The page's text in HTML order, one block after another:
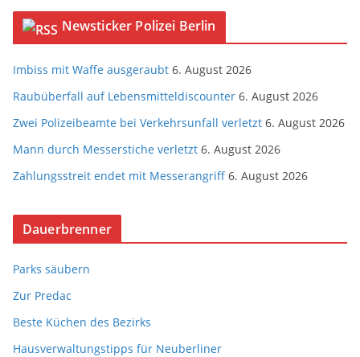
Newsticker Polizei Berlin
Imbiss mit Waffe ausgeraubt 6. August 2026
Raubüberfall auf Lebensmitteldiscounter 6. August 2026
Zwei Polizeibeamte bei Verkehrsunfall verletzt 6. August 2026
Mann durch Messerstiche verletzt 6. August 2026
Zahlungsstreit endet mit Messerangriff 6. August 2026
Dauerbrenner
Parks säubern
Zur Predac
Beste Küchen des Bezirks
Hausverwaltungstipps für Neuberliner